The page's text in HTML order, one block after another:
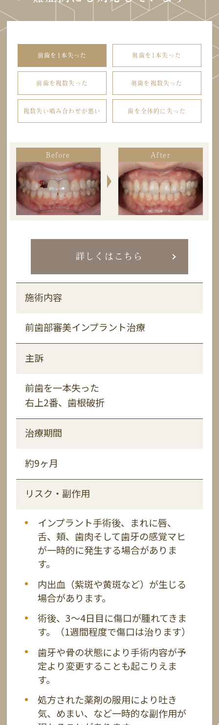
前歯を1本失った 奥歯を1本失った
前歯を複数失った 奥歯を複数失った
複数失い 嚙み合わせが悪い 歯を全体的に失った
Before After
詳しくはこちら
施術内容
前歯部審美インプラント治療
主訴
前歯を一本失った
右上2番、歯根破折
治療期間
約9ヶ月
リスク・副作用
インプラント手術後、まれに唇、
舌、頬、歯肉そして歯牙の感覚マヒ
が一時的に発生する場合がありま
す。
内出血（紫斑や黄斑など）が生じる
場合があります。
術後、3～4日目に傷口が腫れてきま
す。（1週間程度で傷口は治ります）
歯牙や骨の状態により手術内容が予
定より変更することも起こりえま
す。
処方された薬剤の服用により吐き
気、めまい、など一時的な副作用が
Before After
詳しくはこちら
施術内容
インプラント治療およびセラミック治療
主訴
奥歯を1本失った
右下1本、歯がなくなったのを治したい
治療期間
約6ヶ月
リスク・副作用
インプラント手術後、まれに唇、
舌、頬、歯肉そして歯牙の感覚マヒ
が一時的に発生する場合がありま
す。
内出血（紫斑や黄斑など）が生じる
場合があります。
術後、3～4日目に傷口が腫れてきま
す。（1週間程度で傷口は治ります）
歯牙や骨の状態により手術内容が予
定より変更することも起こりえま
す。
処方された薬剤の服用により吐き
気、めまい、など一時的な副作用が
Before After
詳しくはこちら
施術内容
前歯部審美インプラント治療
主訴
前歯を複数本失った
前歯グラグラする
治療期間
約12ヶ月
リスク・副作用
インプラント手術後、まれに唇、
舌、頬、歯肉そして歯牙の感覚マヒ
が一時的に発生する場合がありま
す。
内出血（紫斑や黄斑など）が生じる
場合があります。
術後、3～4日目に傷口が腫れてきま
す。（1週間程度で傷口は治ります）
歯牙や骨の状態により手術内容が予
定より変更することも起こりえま
す。
処方された薬剤の服用により吐き
気、めまい、など一時的な副作用が
Before After
詳しくはこちら
施術内容
フルマウス治療
主訴
奥歯を複数本失った
治療期間
リスク・副作用
舌、頬、歯肉そして歯牙の感覚マヒ
が一時的に発生する場合がありま
す。
内出血（紫斑や黄斑など）が生じる
場合があります。
術後、3～4日目に傷口が腫れてきま
す。（1週間程度で傷口は治ります）
歯牙や骨の状態により手術内容が予
定より変更することも起こりえま
す。
処方された薬剤の服用により吐き
気、めまい、など一時的な副作用が
現れることがあります。
Before After
詳しくはこちら
施術内容
インプラント治療・矯正治療・審美補綴
主訴
複数失い噛み合わせが悪い
歯がボロボロ見た目も綺麗にしたい
治療期間
約30ヶ月
リスク・副作用
インプラント手術後、まれに唇、
舌、頬、歯肉そして歯牙の感覚マヒ
が一時的に発生する場合がありま
す。
内出血（紫斑や黄斑など）が生じる
場合があります。
術後、3～4日目に傷口が腫れてきま
す。（1週間程度で傷口は治ります）
歯牙や骨の状態により手術内容が予
定より変更することも起こりえま
す。
処方された薬剤の服用により吐き
気、めまい、など一時的な副作用が
Before After
詳しくはこちら
施術内容
全顎インプラント All-on-4
主訴
歯を全体的に失った
入れ歯使用経験あるが継続使用できなか
ったインプラント相談
約10ヶ月
インプラント手術後、まれに唇、
舌、頬、歯肉そして歯牙の感覚マヒ
が一時的に発生する場合がありま
す。
内出血（紫斑や黄斑など）が生じる
場合があります。
術後、3～4日目に傷口が腫れてきま
す。（1週間程度で傷口は治ります）
歯牙や骨の状態により手術内容が予
定より変更することも起こりえま
す。
処方された薬剤の服用により吐き